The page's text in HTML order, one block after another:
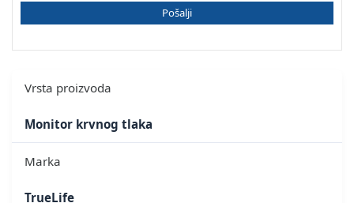
Pošalji
Vrsta proizvoda
Monitor krvnog tlaka
Marka
TrueLife